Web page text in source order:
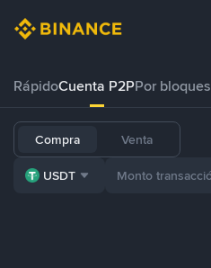
RápidoCuenta P2PPor bloques
Compra Venta
USDT